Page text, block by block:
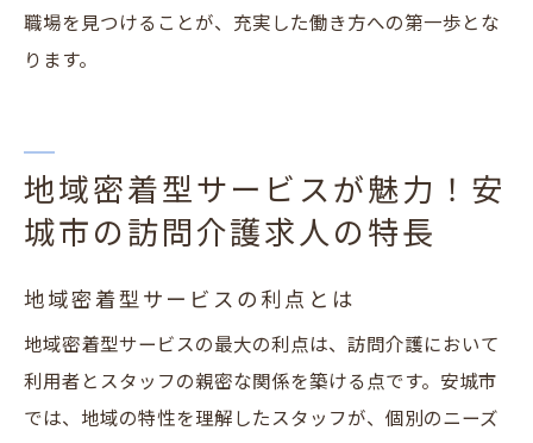
職場を見つけることが、充実した働き方への第一歩とな
ります。
地域密着型サービスが魅力！安
城市の訪問介護求人の特長
地域密着型サービスの利点とは
地域密着型サービスの最大の利点は、訪問介護において
利用者とスタッフの親密な関係を築ける点です。安城市
では、地域の特性を理解したスタッフが、個別のニーズ